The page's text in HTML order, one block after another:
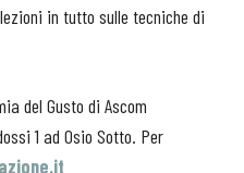
in tutto sulle tecniche di
del Gusto di Ascom
1 ad Osio Sotto. Per